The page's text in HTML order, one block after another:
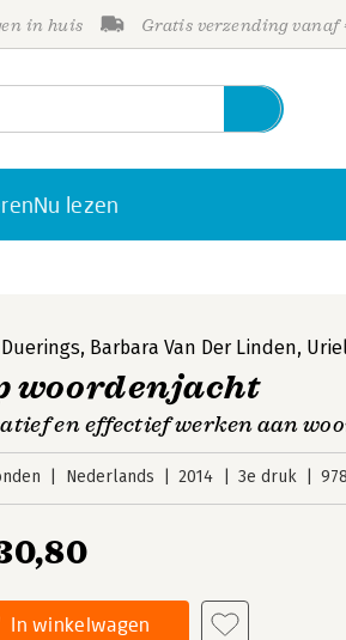
in huis Gratis verzending
Nu lezen
Duerings, Barbara Van Der Linden,
woordenjacht
en effectief werken aan
Nederlands 2014 3e druk
In winkelwagen